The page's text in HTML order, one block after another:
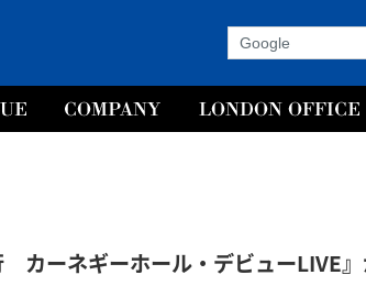
ーネギーホール・デビューLIVE